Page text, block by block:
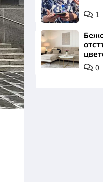
Снимка:
БТА
1
0